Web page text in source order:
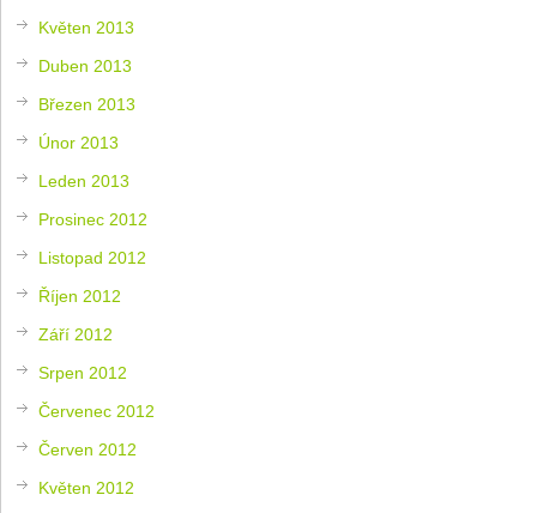
Květen 2013
Duben 2013
Březen 2013
Únor 2013
Leden 2013
Prosinec 2012
Listopad 2012
Říjen 2012
Září 2012
Srpen 2012
Červenec 2012
Červen 2012
Květen 2012